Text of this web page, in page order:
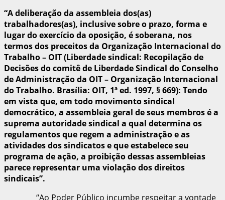
“A deliberação da assembleia dos(as)
trabalhadores(as), inclusive sobre o prazo, forma e
lugar do exercício da oposição, é soberana, nos
termos dos preceitos da Organização Internacional do
Trabalho – OIT (Liberdade sindical: Recopilação de
Decisões do comitê de Liberdade Sindical do Conselho
de Administração da OIT – Organização Internacional
do Trabalho. Brasília: OIT, 1ª ed. 1997, § 669): Tendo
em vista que, em todo movimento sindical
democrático, a assembleia geral de seus membros é a
suprema autoridade sindical a qual determina os
regulamentos que regem a administração e as
atividades dos sindicatos e que estabelece seu
programa de ação, a proibição dessas assembleias
parece representar uma violação dos direitos
sindicais”.
“Ao Poder Público incumbe respeitar a vontade